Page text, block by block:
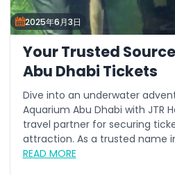
2025年6月3日
Your Trusted
Abu Dhabi Tickets
Dive into an underwater
Aquarium Abu Dhabi with JTR
travel partner for securing
attraction. As a trusted name
READ MORE